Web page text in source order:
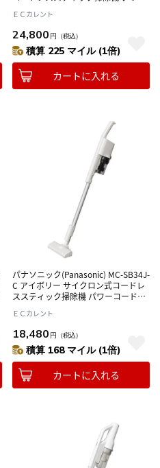
ＥＣカレント
24,800 円 （税込）
積算 225 マイル (1倍)
カートに入れる
パナソニック(Panasonic) MC-SB34J-
C アイボリー サイクロン式コードレ
ススティック掃除機 パワーコードレ
ＥＣカレント
18,480 円 （税込）
積算 168 マイル (1倍)
カートに入れる